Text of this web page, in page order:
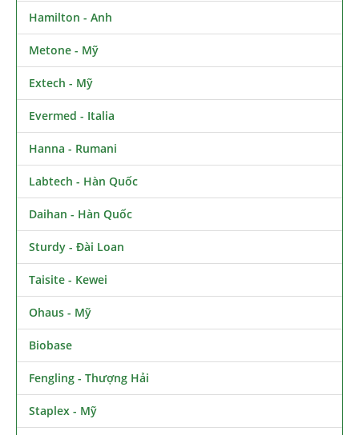
Hamilton - Anh
Metone - Mỹ
Extech - Mỹ
Evermed - Italia
Hanna - Rumani
Labtech - Hàn Quốc
Daihan - Hàn Quốc
Sturdy - Đài Loan
Taisite - Kewei
Ohaus - Mỹ
Biobase
Fengling - Thượng Hải
Staplex - Mỹ